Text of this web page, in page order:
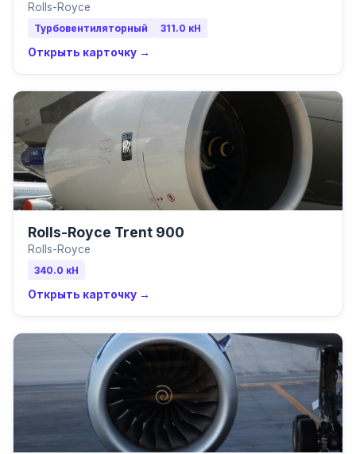
Rolls-Royce
Турбовентиляторный 311.0 кН
Открыть карточку →
Rolls-Royce Trent 900
Rolls-Royce
340.0 кН
Открыть карточку →